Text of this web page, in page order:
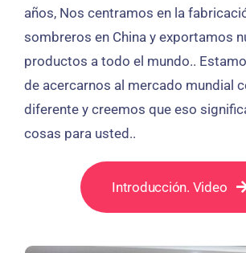
años, Nos centramos en la
sombreros en China y exportamos
productos a todo el mundo..
de acercarnos al mercado mundial
diferente y creemos que eso
cosas para usted..
Introducción. Video